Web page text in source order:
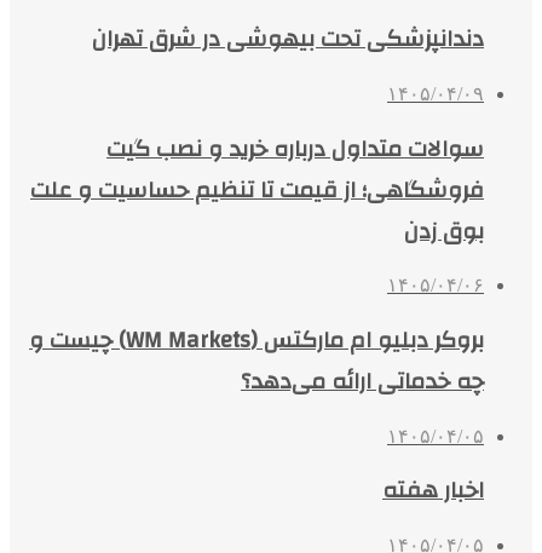
دندانپزشکی تحت بیهوشی در شرق تهران
۱۴۰۵/۰۴/۰۹
سوالات متداول درباره خرید و نصب گیت
فروشگاهی؛ از قیمت تا تنظیم حساسیت و علت
بوق زدن
۱۴۰۵/۰۴/۰۶
بروکر دبلیو ام مارکتس (WM Markets) چیست و
چه خدماتی ارائه می‌دهد؟
۱۴۰۵/۰۴/۰۵
اخبار هفته
۱۴۰۵/۰۴/۰۵